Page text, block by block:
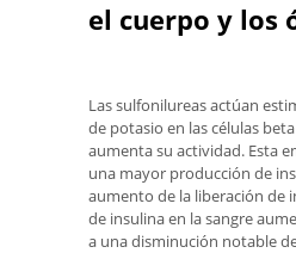
el cuerpo y los
Las sulfonilureas actúan
de potasio en las células
aumenta su actividad. Esta
una mayor producción de
aumento de la liberación de
de insulina en la sangre
a una disminución notable